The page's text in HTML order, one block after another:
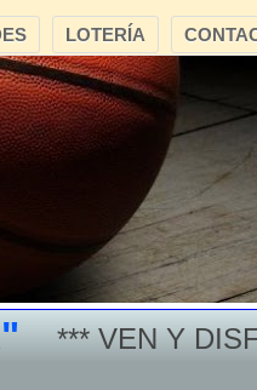
LOTERÍA
VEN Y